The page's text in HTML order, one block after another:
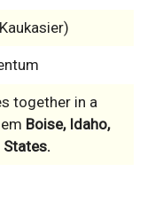
together in a
Boise, Idaho,
States.